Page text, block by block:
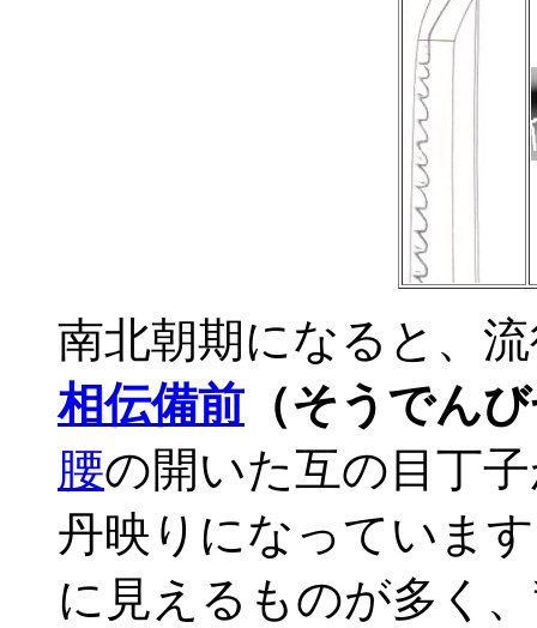
南北朝期になると、
相伝備前 （そうでん
腰の開いた互の目丁
丹映りになっていま
に見えるものが多く